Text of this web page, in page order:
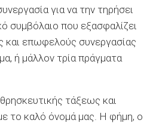
για να την τηρήσει
συμβόλαιο που εξασφαλίζει
και επωφελούς συνεργασίας
ή μάλλον τρία πράγματα
τάξεως και
το καλό όνομά μας. Η φήμη, ο